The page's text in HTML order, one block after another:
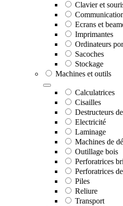
Clavier et
Ecrans et
Imprimantes
Ordinateurs
Sacoches
Stockage
Machines et outils
Calculatrices
Cisailles
Destructeurs
Electricité
Laminage
Machines de
Outillage bois
Perforatrices
Perforatrices
Piles
Reliure
Transport